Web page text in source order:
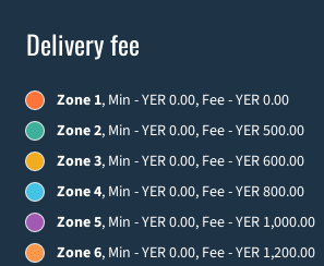
Delivery fee
Zone 1, Min - YER 0.00, Fee - YER 0.00
Zone 2, Min - YER 0.00, Fee - YER 500.00
Zone 3, Min - YER 0.00, Fee - YER 600.00
Zone 4, Min - YER 0.00, Fee - YER 800.00
Zone 5, Min - YER 0.00, Fee - YER 1,000.00
Zone 6, Min - YER 0.00, Fee - YER 1,200.00